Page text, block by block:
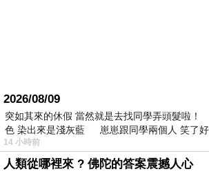
2026/08/09
突如其來的休假 當然就是去找同學弄頭髮啦
色 染出來是淺灰藍 崽崽跟同學兩個人 笑
14 小時前
人類從哪裡來 ? 佛陀的答案震撼人心